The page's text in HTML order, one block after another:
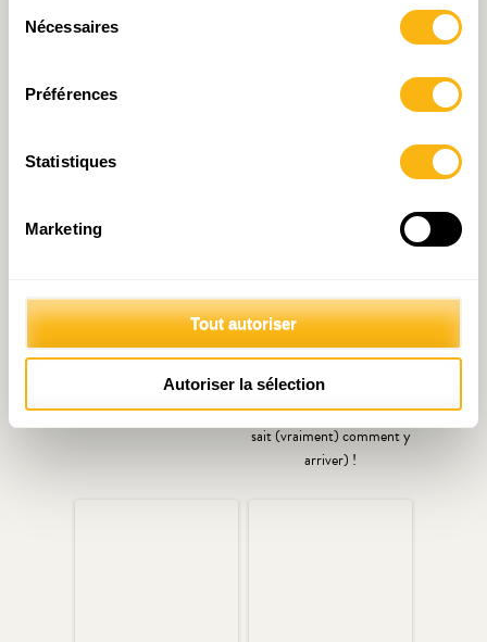
Nécessaires
Préférences
Statistiques
Marketing
Tout autoriser
Autoriser la sélection
énergétique, quel impact
sur le budget des ménages
en 2022 ?
: Stimuler la productivité
au Luxembourg : c’est
possible (mais personne ne
sait (vraiment) comment y
arriver) !